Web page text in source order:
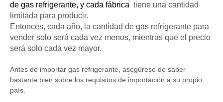
de gas refrigerante, y cada fábrica tiene una cantidad
limitada para producir.
Entonces, cada año, la cantidad de gas refrigerante para
vender solo será cada vez menos, mientras que el precio
será solo cada vez mayor.
Antes de importar gas refrigerante, asegúrese de saber
bastante bien sobre los requisitos de importación a su propio
país.